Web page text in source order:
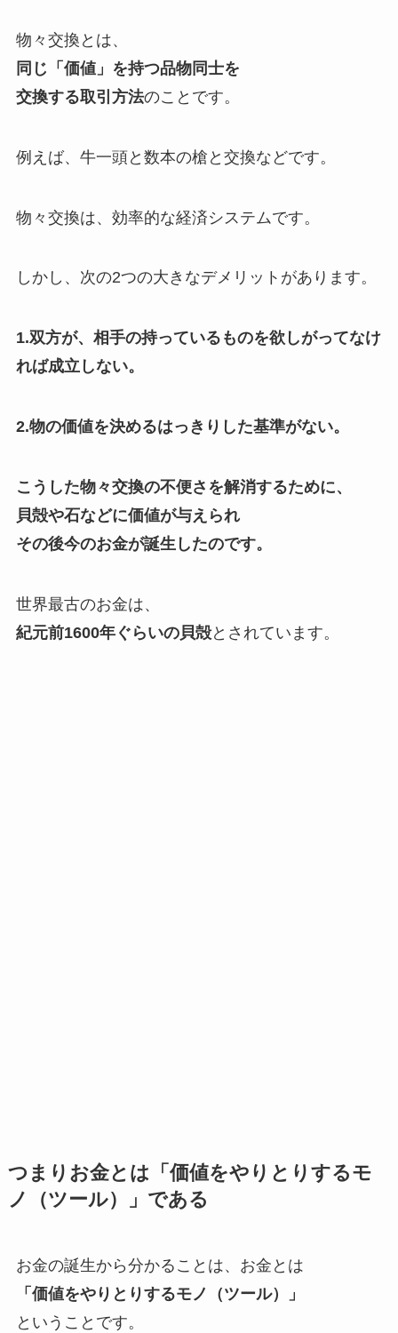
物々交換とは、
同じ「価値」を持つ品物同士を
交換する取引方法のことです。
例えば、 牛一頭と数本の槍と交換などです。
物々交換は、効率的な経済システムです。
しかし、次の2つの大きなデメリットがあります。
1.双方が、相手の持っているものを欲しがってなけ
れば成立しない。
2.物の価値を決めるはっきりした基準がない。
こうした物々交換の不便さを解消するために、
貝殻や石などに価値が与えられ
その後今のお金が誕生したのです。
世界最古のお金は、
紀元前1600年ぐらいの貝殻とされています。
つまりお金とは「価値をやりとりするモ
ノ（ツール）」である
お金の誕生から分かることは、お金とは
「価値をやりとりするモノ（ツール）」
ということです。